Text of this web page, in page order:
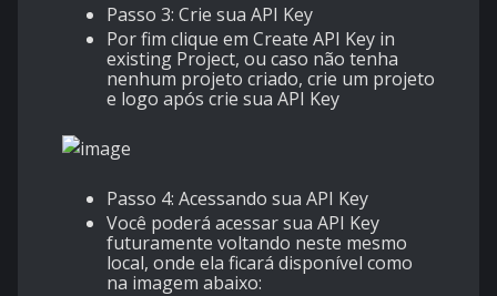
Passo 3: Crie sua API Key
Por fim clique em Create API Key in
existing Project, ou caso não tenha
nenhum projeto criado, crie um projeto
e logo após crie sua API Key
Passo 4: Acessando sua API Key
Você poderá acessar sua API Key
futuramente voltando neste mesmo
local, onde ela ficará disponível como
na imagem abaixo: